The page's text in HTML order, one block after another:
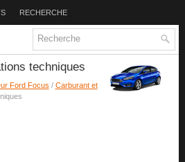
RECHERCHE
techniques
Ford Focus / Carburant et